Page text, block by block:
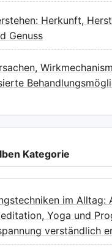
Herkunft,
Genuss
Kategorie
im Alltag:
Yoga und
verständlich